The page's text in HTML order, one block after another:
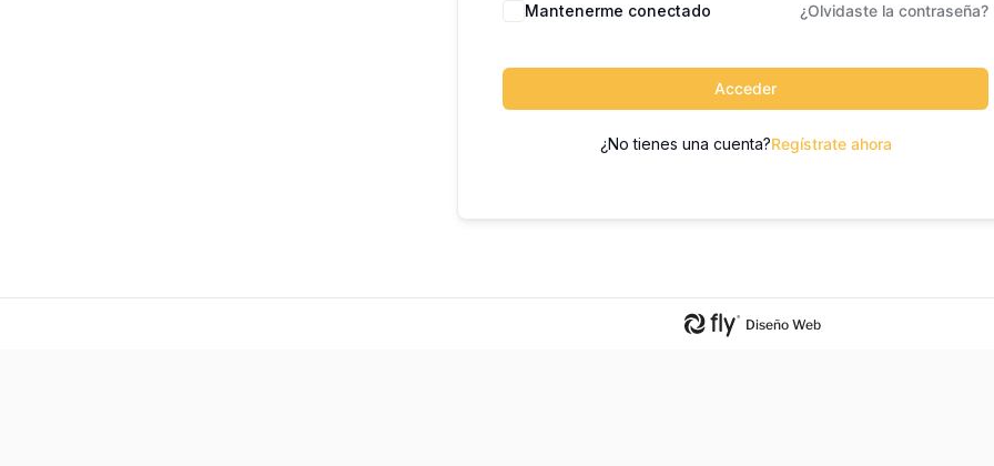
Mantenerme conectado ¿Olvidaste la contraseña?
Acceder
¿No tienes una cuenta?Regístrate ahora
Diseño Web